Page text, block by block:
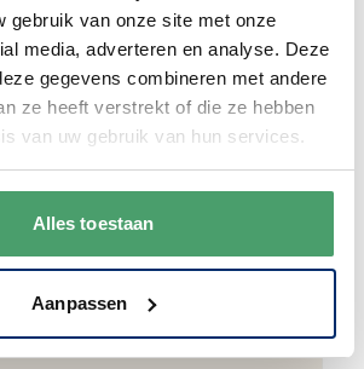
gebruik van onze site met onze
media, adverteren en analyse. Deze
gegevens combineren met andere
ze heeft verstrekt of die ze hebben
van uw gebruik van hun services.
Alles toestaan
Aanpassen
waardering
goede waardering van Onze
9+ gemiddeld.